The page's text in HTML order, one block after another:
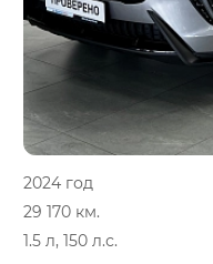
2024 год
29 170 км.
1.5 л, 150 л.с.